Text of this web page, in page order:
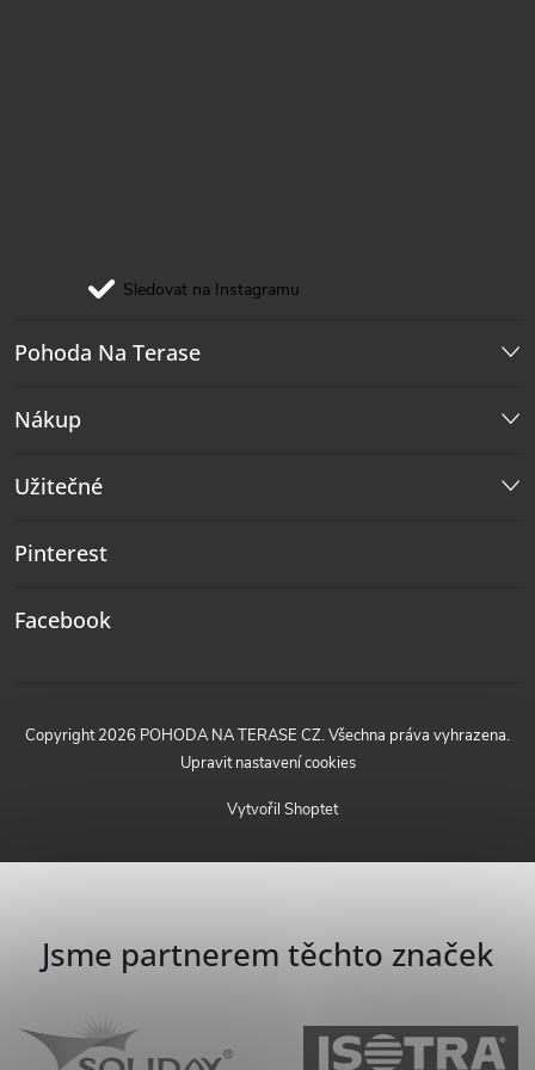
Sledovat na Instagramu
Pohoda Na Terase
Nákup
Užitečné
Pinterest
Facebook
Vytvořil Shoptet
Copyright 2026 POHODA NA TERASE CZ. Všechna práva vyhrazena.
Upravit nastavení cookies
Jsme partnerem těchto značek